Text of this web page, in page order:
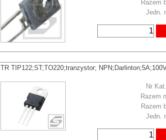
Razem
Jedn.
TR TIP122;ST;TO220;tranzystor;
Nr Kat.
Razem
Razem
Jedn.